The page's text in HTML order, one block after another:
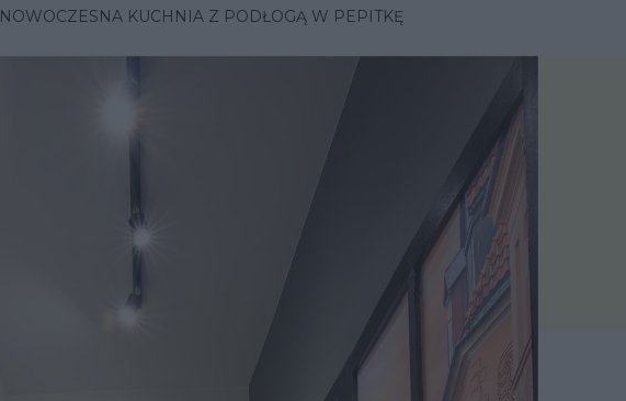
NOWOCZESNA KUCHNIA Z PODŁOGĄ W PEPITKĘ